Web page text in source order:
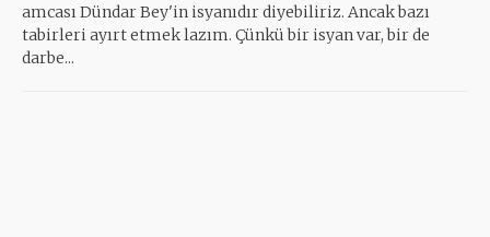
amcası Dündar Bey'in isyanıdır diyebiliriz. Ancak bazı
tabirleri ayırt etmek lazım. Çünkü bir isyan var, bir de
darbe...